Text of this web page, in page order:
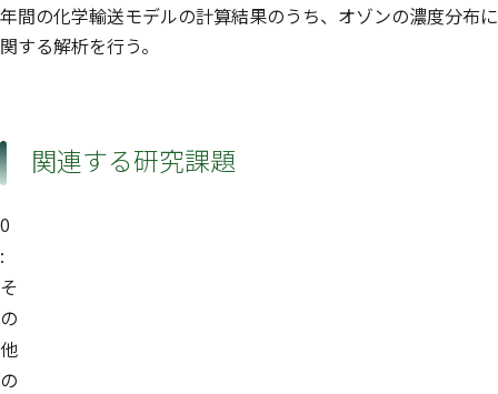
年間の化学輸送モデルの計算結果のうち、オゾンの濃度分布に
関する解析を行う。
関連する研究課題
0
:
そ
の
他
の